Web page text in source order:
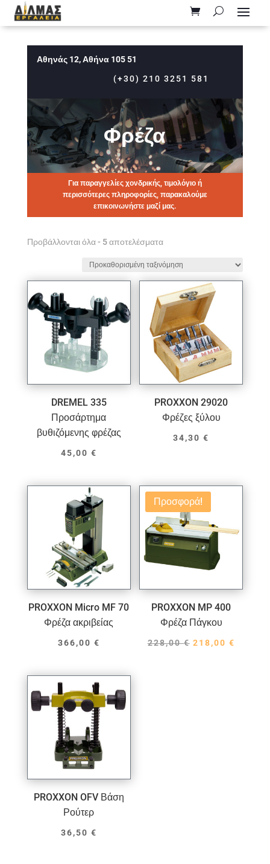
Αθηνάς 12, Αθήνα 105 51
(+30) 210 3251 581
Φρέζα
Για παραγγελίες χονδρικής, τιμολόγιο ή
περισσότερες πληροφορίες, παρακαλούμε
επικοινωνήστε μαζί μας.
Προβάλλονται όλα - 5 αποτελέσματα
DREMEL 335
Προσάρτημα
βυθιζόμενης φρέζας
45,00 €
PROXXON 29020
Φρέζες ξύλου
34,30€
PROXXON Micro MF 70
Φρέζα ακριβείας
366,00 €
Προσφορά!
PROXXON MP 400
Φρέζα Πάγκου
228,00€ Original
218,00 €
PROXXON OFV Βάση
Ρούτερ
36,50 €